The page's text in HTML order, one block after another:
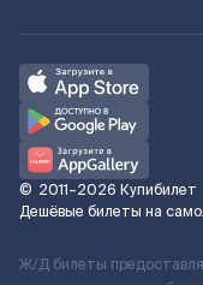
© 2011–2026 Купибилет
Дешёвые билеты на
Ж/Д билеты